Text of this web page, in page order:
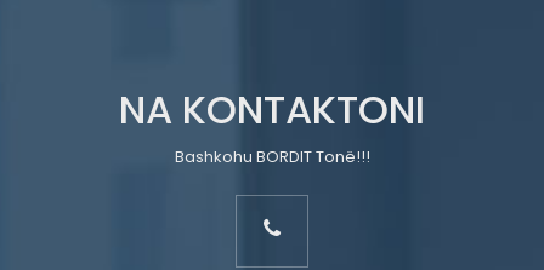
NA KONTAKTONI
Bashkohu BORDIT Tonë!!!